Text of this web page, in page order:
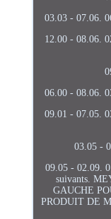
03.03 - 07.06.
12.00 - 08.06.
06.00 - 08.06.
09.01 - 07.05.
03.05 -
09.05 - 02.09.
suivants.
GAUCHE
PRODUIT DE